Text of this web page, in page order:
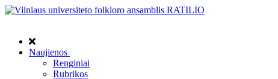
Naujienos
Renginiai
Rubrikos